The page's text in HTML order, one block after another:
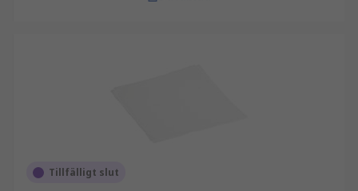
Tillfälligt slut